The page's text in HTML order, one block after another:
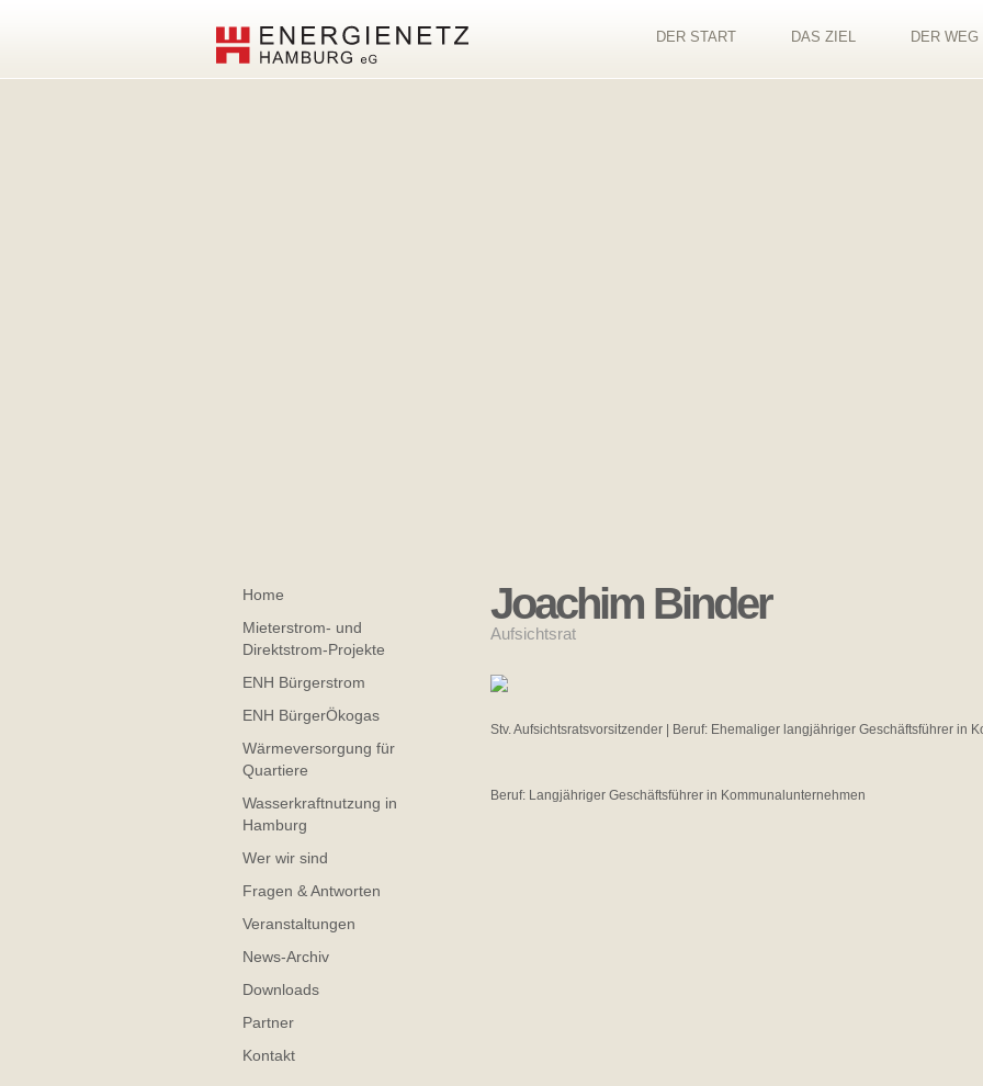
DER START DAS ZIEL DER WEG
Joachim Binder
Aufsichtsrat
Stv. Aufsichtsratsvorsitzender | Beruf: Ehemaliger langjähriger Geschäftsführer in
Beruf: Langjähriger Geschäftsführer in Kommunalunternehmen
Home
Mieterstrom- und
Direktstrom-Projekte
ENH Bürgerstrom
ENH BürgerÖkogas
Wärmeversorgung für
Quartiere
Wasserkraftnutzung in
Hamburg
Wer wir sind
Fragen & Antworten
Veranstaltungen
News-Archiv
Downloads
Partner
Kontakt